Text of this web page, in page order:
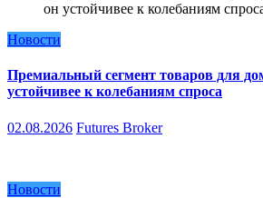
Новости
Премиальный сегмент товаров для
устойчивее к колебаниям спроса
02.08.2026 Futures Broker
Новости